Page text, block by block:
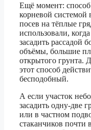
Ещё момент:
корневой системой
посев на тёплые
использовали,
засадить рассадой
объёмы, большие
открытого грунта.
этот способ
бесподобный.
А если участок
засадить одну-две
или в частном
стаканчиков почти